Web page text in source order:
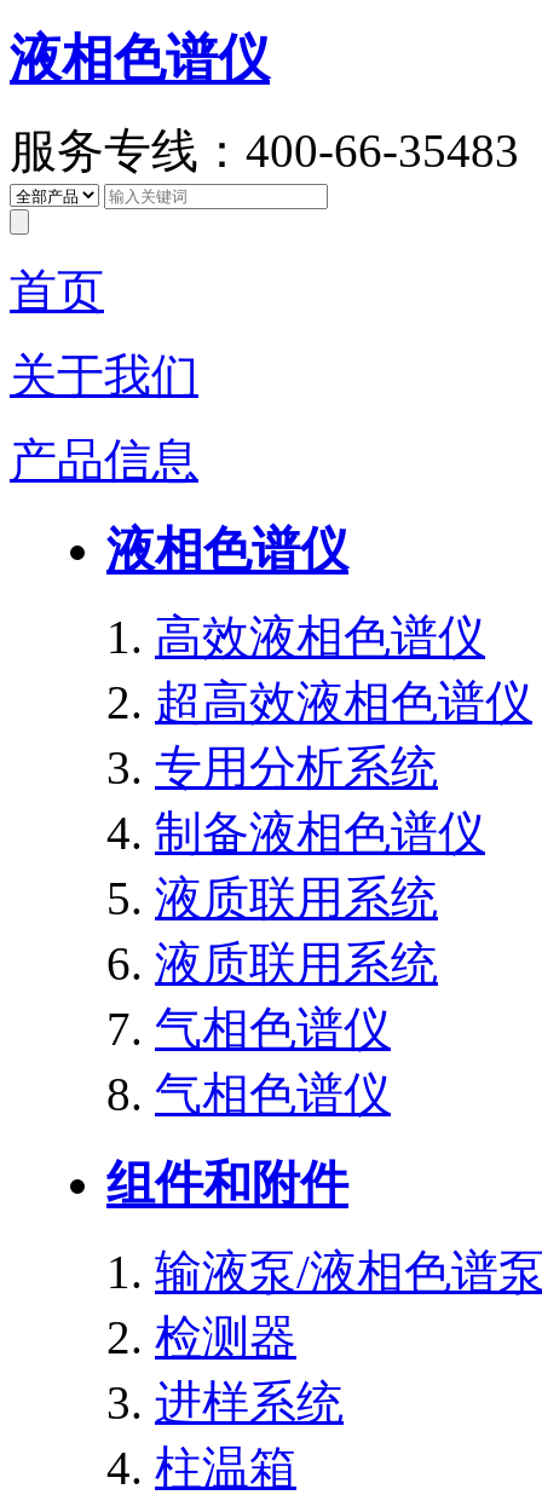
液相色谱仪
服务专线：400-66-35483
首页
关于我们
产品信息
液相色谱仪
高效液相色谱仪
超高效液相色谱仪
专用分析系统
制备液相色谱仪
液质联用系统
液质联用系统
气相色谱仪
气相色谱仪
组件和附件
输液泵/液相色谱
检测器
进样系统
柱温箱